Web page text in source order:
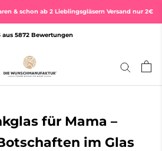
& schon ab 2 Lieblingsgläsern Versand nur 2€
aus 5872 Bewertungen
für Mama –
im Glas